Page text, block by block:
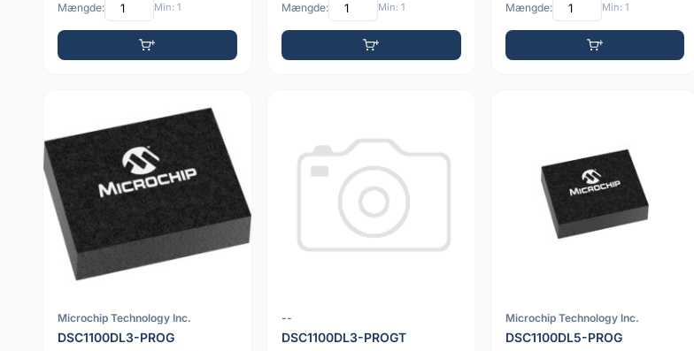
Mængde: Min: 1 Mængde: Min: 1 Mængde: Min: 1
Microchip Technology Inc.
DSC1100DL3-PROG
--
DSC1100DL3-PROGT
Microchip Technology Inc.
DSC1100DL5-PROG